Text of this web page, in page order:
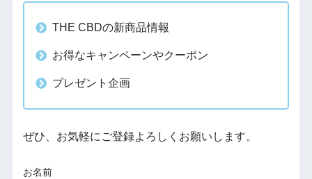
THE CBDの新商品情報
お得なキャンペーンやクーポン
プレゼント企画
ぜひ、お気軽にご登録よろしくお願いします。
お名前